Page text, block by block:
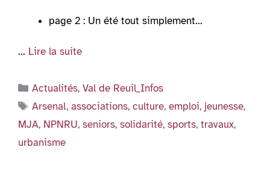
page 2 : Un été tout simplement…
… Lire la suite
Catégories
Actualités,Val de Reuil_Infos
Étiquettes
Arsenal,associations,culture,emploi, jeunesse,
MJA, NPNRU, seniors, solidarité, sports, travaux,
urbanisme